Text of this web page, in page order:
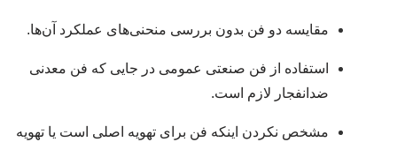
مقایسه دو فن بدون بررسی منحنی‌های عملکرد آن‌ها.
استفاده از فن صنعتی عمومی در جایی که فن معدنی
ضدانفجار لازم است.
مشخص نکردن اینکه فن برای تهویه اصلی است یا تهویه